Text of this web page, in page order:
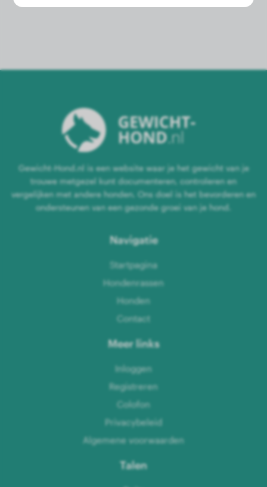
Gewicht-Hond.nl is een website waar je het gewicht van je
trouwe metgezel kunt documenteren, controleren en
vergelijken met andere honden. Ons doel is het bevorderen en
ondersteunen van een gezonde groei van je hond.
Navigatie
Startpagina
Hondenrassen
Honden
Contact
Meer links
Inloggen
Registreren
Colofon
Privacybeleid
Algemene voorwaarden
Talen